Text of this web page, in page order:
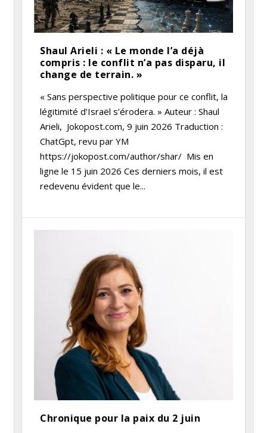
Shaul Arieli : « Le monde l’a déjà
compris : le conflit n’a pas disparu, il
change de terrain. »
« Sans perspective politique pour ce conflit, la
légitimité d’Israël s’érodera. » Auteur : Shaul
Arieli, Jokopost.com, 9 juin 2026 Traduction :
ChatGpt, revu par YM
https://jokopost.com/author/shar/ Mis en
ligne le 15 juin 2026 Ces derniers mois, il est
redevenu évident que le...
Chronique pour la paix du 2 juin